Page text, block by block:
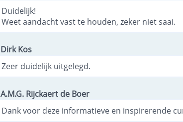
Duidelijk!
Weet aandacht vast te houden, zeker niet saai.
Dirk Kos
Zeer duidelijk uitgelegd.
A.M.G. Rijckaert de Boer
Dank voor deze informatieve en inspirerende